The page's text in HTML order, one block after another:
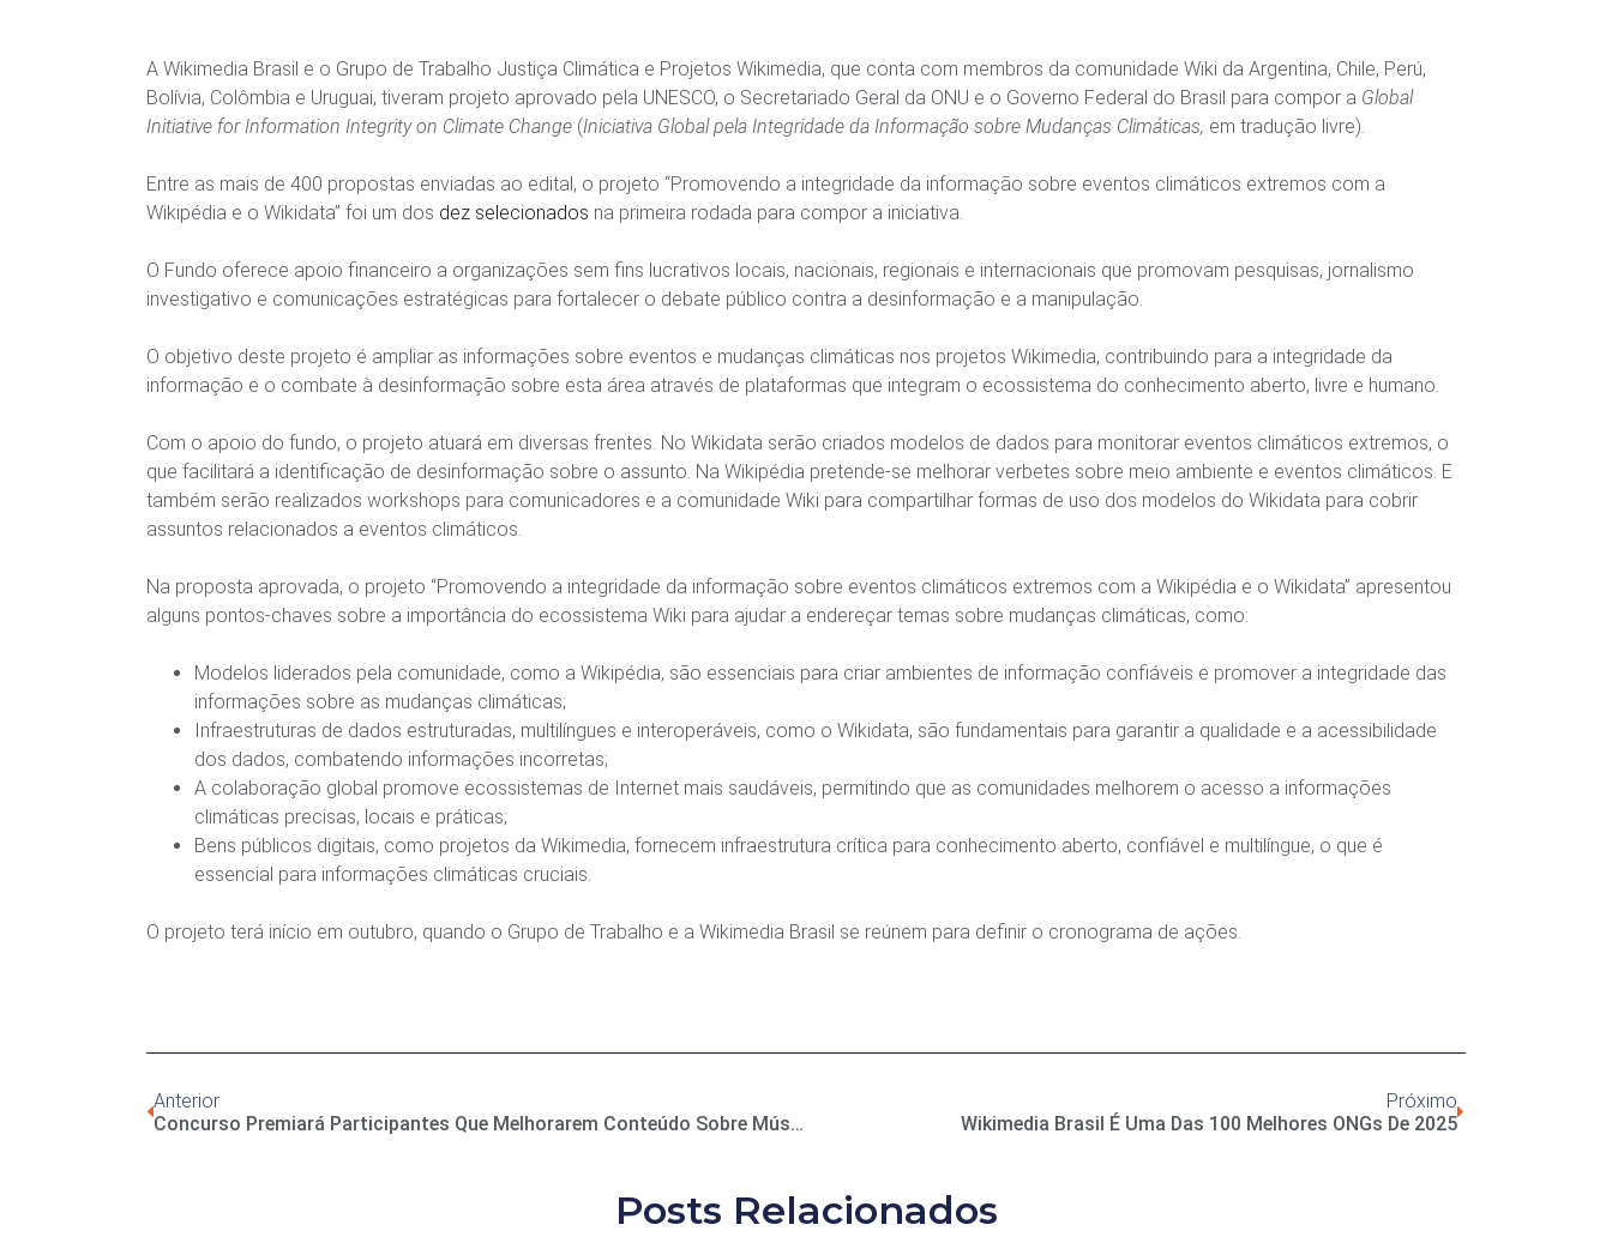
A Wikimedia Brasil e o Grupo de Trabalho Justiça Climática e Projetos Wikimedia, que conta com membros da comunidade Wiki da Argentina, Chile, Perú,
Bolívia, Colômbia e Uruguai, tiveram projeto aprovado pela UNESCO, o Secretariado Geral da ONU e o Governo Federal do Brasil para compor a Global
Initiative for Information Integrity on Climate Change (Iniciativa Global pela Integridade da Informação sobre Mudanças Climáticas, em tradução livre).
Entre as mais de 400 propostas enviadas ao edital, o projeto “Promovendo a integridade da informação sobre eventos climáticos extremos com a
Wikipédia e o Wikidata” foi um dos dez selecionados na primeira rodada para compor a iniciativa.
O Fundo oferece apoio financeiro a organizações sem fins lucrativos locais, nacionais, regionais e internacionais que promovam pesquisas, jornalismo
investigativo e comunicações estratégicas para fortalecer o debate público contra a desinformação e a manipulação.
O objetivo deste projeto é ampliar as informações sobre eventos e mudanças climáticas nos projetos Wikimedia, contribuindo para a integridade da
informação e o combate à desinformação sobre esta área através de plataformas que integram o ecossistema do conhecimento aberto, livre e humano.
Com o apoio do fundo, o projeto atuará em diversas frentes. No Wikidata serão criados modelos de dados para monitorar eventos climáticos extremos, o
que facilitará a identificação de desinformação sobre o assunto. Na Wikipédia pretende-se melhorar verbetes sobre meio ambiente e eventos climáticos. E
também serão realizados workshops para comunicadores e a comunidade Wiki para compartilhar formas de uso dos modelos do Wikidata para cobrir
assuntos relacionados a eventos climáticos.
Na proposta aprovada, o projeto “Promovendo a integridade da informação sobre eventos climáticos extremos com a Wikipédia e o Wikidata” apresentou
alguns pontos-chaves sobre a importância do ecossistema Wiki para ajudar a endereçar temas sobre mudanças climáticas, como:
Modelos liderados pela comunidade, como a Wikipédia, são essenciais para criar ambientes de informação confiáveis ​​e promover a integridade das
informações sobre as mudanças climáticas;
Infraestruturas de dados estruturadas, multilíngues e interoperáveis, como o Wikidata, são fundamentais para garantir a qualidade e a acessibilidade
dos dados, combatendo informações incorretas;
A colaboração global promove ecossistemas de Internet mais saudáveis, permitindo que as comunidades melhorem o acesso a informações
climáticas precisas, locais e práticas;
Bens públicos digitais, como projetos da Wikimedia, fornecem infraestrutura crítica para conhecimento aberto, confiável e multilíngue, o que é
essencial para informações climáticas cruciais.
O projeto terá início em outubro, quando o Grupo de Trabalho e a Wikimedia Brasil se reúnem para definir o cronograma de ações.
Anterior
Concurso Premiará Participantes Que Melhorarem Conteúdo Sobre Música Brasileira Na Wikipédia
Próximo
Wikimedia Brasil É Uma Das 100 Melhores ONGs De 2025
Posts Relacionados